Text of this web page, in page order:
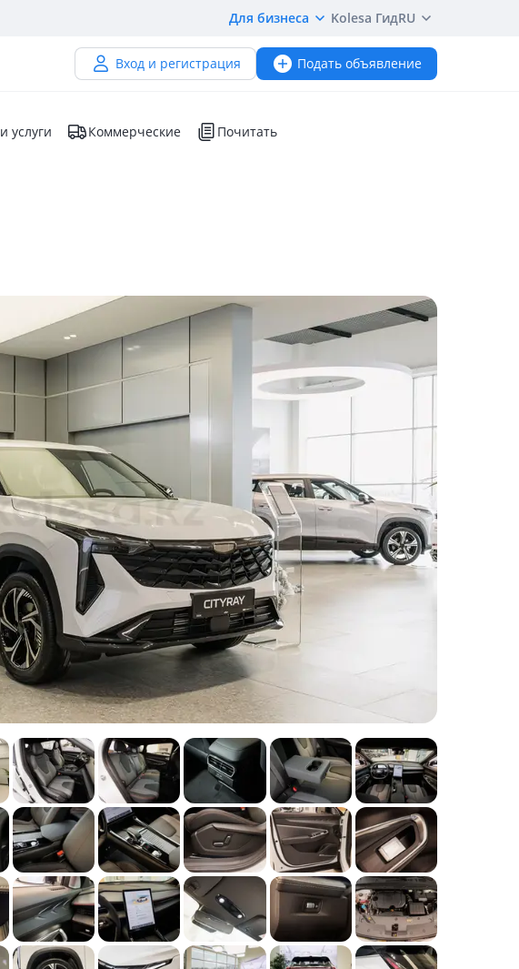
Для бизнеса Kolesa ГидRU
Вход и регистрация Подать объявление
услуги Коммерческие Почитать